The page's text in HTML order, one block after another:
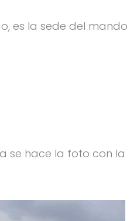
es la sede del mando
se hace la foto con la